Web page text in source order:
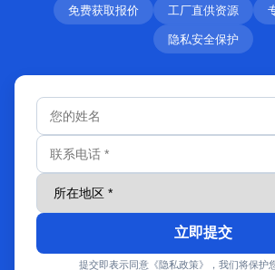
免费获取报价 工厂直供资源
隐私安全保护
立即提交
提交即表示同意《隐私政策》，我们将保护